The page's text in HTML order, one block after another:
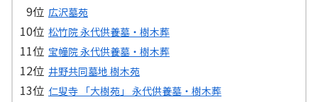
広沢墓苑
松竹院 永代供養墓・樹木葬
宝幢院 永代供養墓・樹木葬
井野共同墓地 樹木苑
仁叟寺 「大樹苑」 永代供養墓・樹木葬